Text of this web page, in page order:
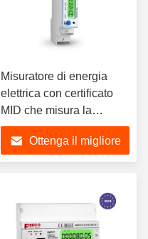
Misuratore di energia
elettrica con certificato
MID che misura la
gamma di energia 0-
99999,9 KWh
Ottenga il migliore